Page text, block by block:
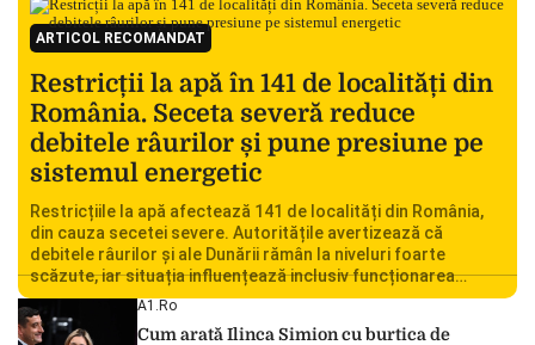
ARTICOL RECOMANDAT
Restricții la apă în 141 de localități din
România. Seceta severă reduce
debitele râurilor și pune presiune pe
sistemul energetic
Restricțiile la apă afectează 141 de localități din România,
din cauza secetei severe. Autoritățile avertizează că
debitele râurilor și ale Dunării rămân la niveluri foarte
scăzute, iar situația influențează inclusiv funcționarea
Centralei Nucleare de la Cernavodă. România se confruntă
cu una dintre cele mai dificile perioade din punct de vedere
hidrologic din ultimii ani. Lipsa […]
A1.ro
Cum arată Ilinca Simion cu burtica de